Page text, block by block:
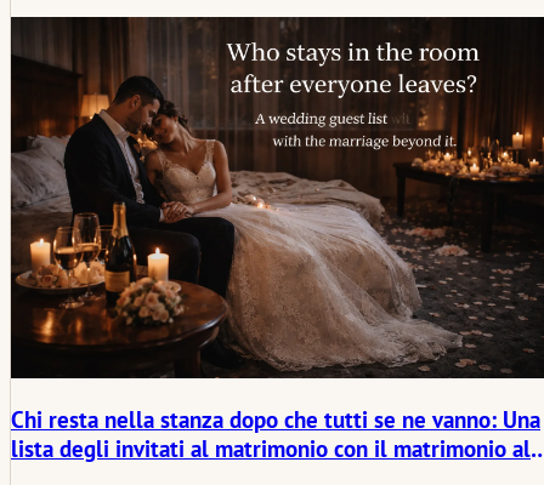
leggero invece di trasformarsi in commissioni sparse.
Chi resta nella stanza dopo che tutti se ne vanno: Una
lista degli invitati al matrimonio con il matrimonio al